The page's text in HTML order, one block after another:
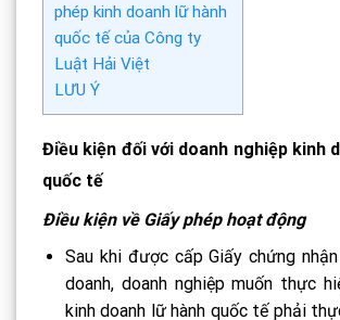
phép kinh doanh lữ hành
quốc tế của Công ty
Luật Hải Việt
LƯU Ý
Điều kiện đối với doanh nghiệp kinh
quốc tế
Điều kiện về Giấy phép hoạt động
Sau khi được cấp Giấy chứng
doanh, doanh nghiệp muốn thực
kinh doanh lữ hành quốc tế phải